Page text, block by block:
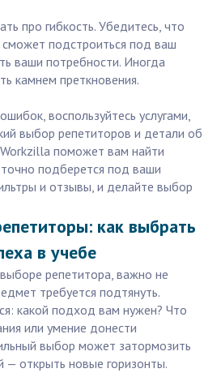
про гибкость. Убедитесь, что
подстроиться под ваш
ваши потребности. Иногда
камнем преткновения.
воспользуйтесь услугами,
выбор репетиторов и детали об
поможет вам найти
подберется под ваши
и отзывы, и делайте выбор
как выбрать
в учебе
репетитора, важно не
требуется подтянуть.
какой подход вам нужен? Что
или умение донести
выбор может затормозить
— открыть новые горизонты.